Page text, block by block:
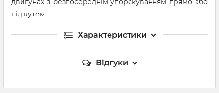
двигунах з безпосереднім упорскуванням прямо або
під кутом.
Характеристики
Відгуки